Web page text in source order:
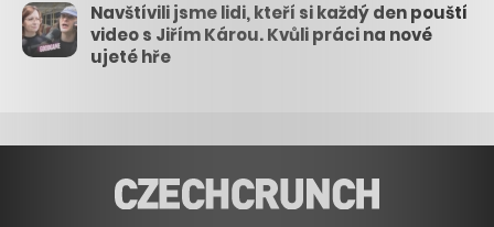
Navštívili jsme lidi, kteří si každý den pouští
video s Jiřím Károu. Kvůli práci na nové
ujeté hře